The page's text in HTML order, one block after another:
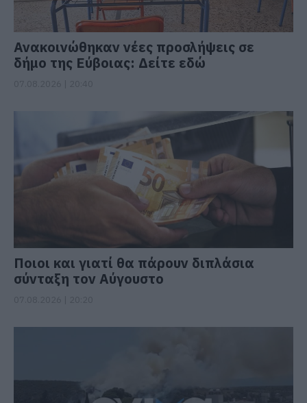
Ανακοινώθηκαν νέες προσλήψεις σε
δήμο της Εύβοιας: Δείτε εδώ
Ποιοι και γιατί θα πάρουν διπλάσια
σύνταξη τον Αύγουστο